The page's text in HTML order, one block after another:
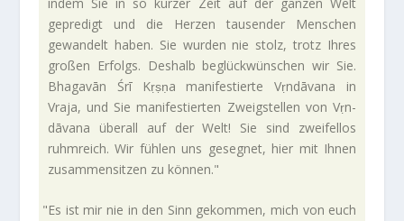
gepre­digt und die Herzen tau­sender Men­schen
gewan­delt haben. Sie wurden nie stolz, trotz Ihres
großen Erfolgs. Des­halb beglück­wün­schen wir Sie.
Bha­gavān Śrī Kṛṣṇa mani­fe­stierte Vṛn­dā­vana in
Vraja, und Sie mani­fe­stierten Zweig­stellen von Vṛn­
dā­vana überall auf der Welt! Sie sind zwei­fellos
ruhm­reich. Wir fühlen uns gesegnet, hier mit Ihnen
zusam­men­sitzen zu können."
"Es ist mir nie in den Sinn gekommen, mich von euch